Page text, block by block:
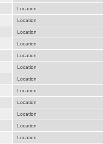
Location
Location
Location
Location
Location
Location
Location
Location
Location
Location
Location
Location